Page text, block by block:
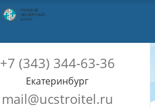
+7 (343) 344-63-36
Екатеринбург
mail@ucstroitel.ru